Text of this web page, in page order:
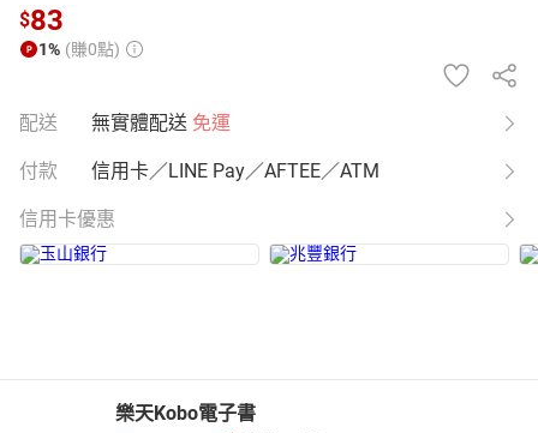
$83
1% (賺0點)
配送 無實體配送 免運
付款 信用卡／LINE Pay／AFTEE／ATM
信用卡優惠
樂天Kobo電子書